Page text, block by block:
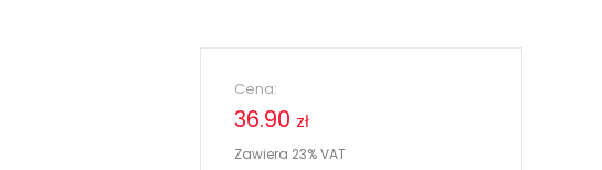
Cena:
36.90 zł
Zawiera 23% VAT